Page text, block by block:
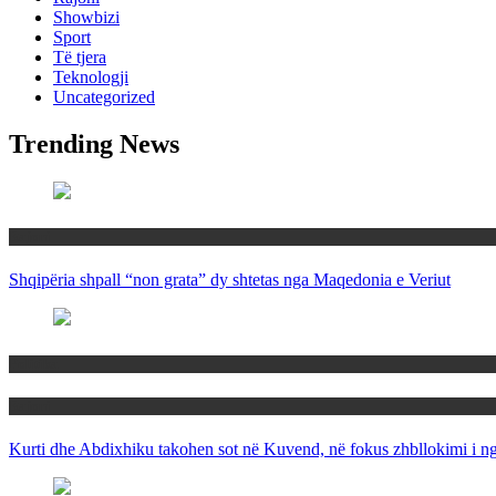
Showbizi
Sport
Të tjera
Teknologji
Uncategorized
Trending News
Shqipëria shpall “non grata” dy shtetas nga Maqedonia e Veriut
Kurti dhe Abdixhiku takohen sot në Kuvend, në fokus zhbllokimi i